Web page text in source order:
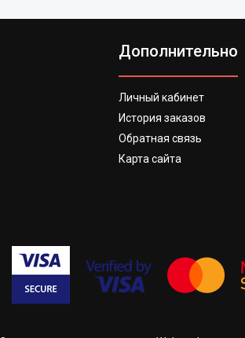
Дополнительно
Личный кабинет
История заказов
Обратная связь
Карта сайта